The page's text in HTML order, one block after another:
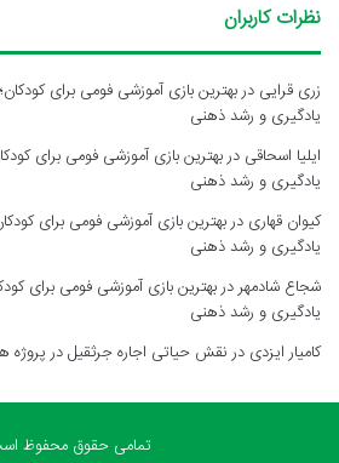
نظرات کاربران
زری قرایی دربهترین بازی آموزشی فومی برای
یادگیری و رشد ذهنی
ایلیا اسحاقی دربهترین بازی آموزشی فومی برای
یادگیری و رشد ذهنی
کیوان قهاری دربهترین بازی آموزشی فومی برای
یادگیری و رشد ذهنی
شجاع شادمهردربهترین بازی آموزشی فومی برای
یادگیری و رشد ذهنی
کامیار ایزدی درنقش حیاتی اجاره جرثقیل در پروژه
تمامی حقوق محفوظ